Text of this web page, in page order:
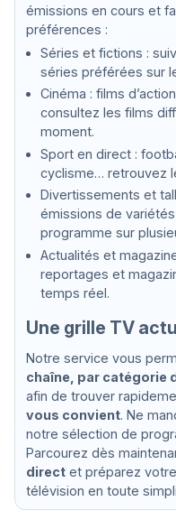
émissions en cours et
préférences :
Séries et fictions :
séries préférées sur
Cinéma : films
consultez les films
moment.
Sport en direct :
cyclisme… retrouvez
Divertissements et
émissions de
programme sur
Actualités et
reportages et
temps réel.
Une grille TV
Notre service vous
chaîne, par catégorie
afin de trouver
vous convient. Ne
notre sélection de
Parcourez dès
directet préparez
télévision en toute